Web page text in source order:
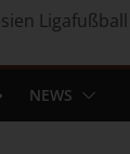
Ligafußball
NEWS